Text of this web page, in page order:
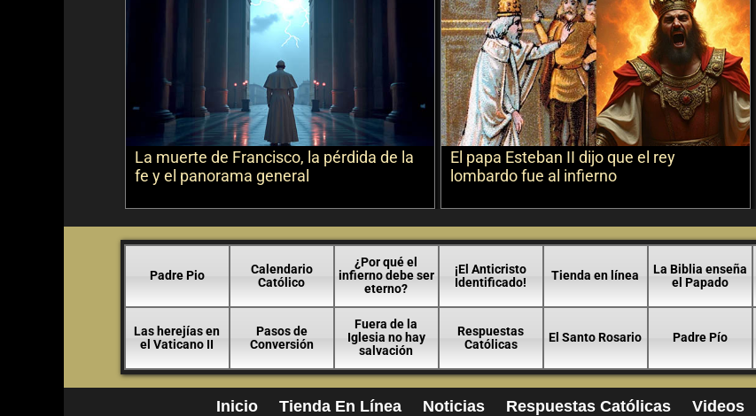
La muerte de Francisco, la pérdida de la
fe y el panorama general
El papa Esteban II dijo que el rey
lombardo fue al infierno
Padre Pio
Calendario
Católico
¿Por qué el
infierno debe ser
eterno?
¡El Anticristo
Identificado!
Tienda en línea
La Biblia enseña
el Papado
Las herejías en
el Vaticano II
Pasos de
Conversión
Fuera de la
Iglesia no hay
salvación
Respuestas
Católicas
El Santo Rosario Padre Pío
Inicio Tienda En Línea Noticias Respuestas Católicas Videos